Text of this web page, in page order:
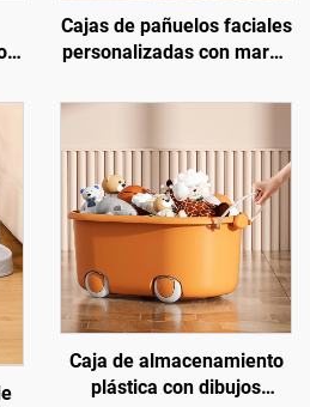
Cajas de pañuelos faciales
personalizadas con marca
servilletas, cajas de
escritorio con soporte para
teléfono móvil, venta al
por mayor
Caja de almacenamiento
plástica con dibujos